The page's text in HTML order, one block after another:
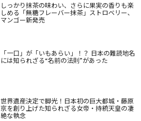
しっかり抹茶の味わい、さらに果実の香りも楽
しめる「無糖フレーバー抹茶」ストロベリー、
マンゴー新発売
「一口」が「いもあらい」！？ 日本の難読地名
には知られざる“名前の法則”があった
世界遺産決定で脚光！日本初の巨大都城・藤原
京を創り上げた知られざる女帝・持統天皇の凄
絶な執念